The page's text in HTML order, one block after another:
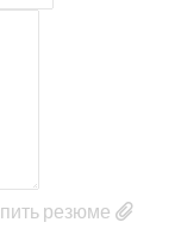
резюме